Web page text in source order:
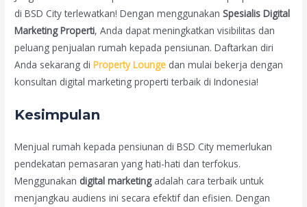
di BSD City terlewatkan! Dengan menggunakanSpesialis Digital
Marketing Properti, Anda dapat meningkatkan visibilitas dan
peluang penjualan rumah kepada pensiunan. Daftarkan diri
Anda sekarang diProperty Lounge dan mulai bekerja dengan
konsultan digital marketing properti terbaik di Indonesia!
Kesimpulan
Menjual rumah kepada pensiunan di BSD City memerlukan
pendekatan pemasaran yang hati-hati dan terfokus.
Menggunakan digital marketingadalah cara terbaik untuk
menjangkau audiens ini secara efektif dan efisien. Dengan